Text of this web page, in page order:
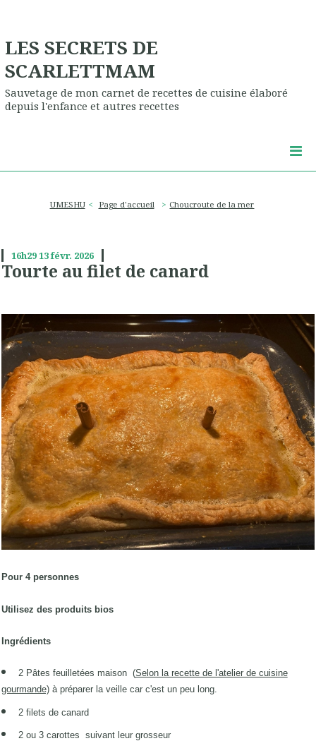
LES SECRETS DE
SCARLETTMAM
Sauvetage de mon carnet de recettes de cuisine élaboré
depuis l'enfance et autres recettes
UMESHU Page d'accueil Choucroute de la mer
16h2913févr. 2026
Tourte au filet de canard
Pour 4 personnes
Utilisez des produits bios
Ingrédients
2 Pâtes feuilletées maison (Selon la recette de l'atelier de cuisine
gourmande) à préparer la veille car c'est un peu long.
2 filets de canard
2 ou 3 carottes suivant leur grosseur